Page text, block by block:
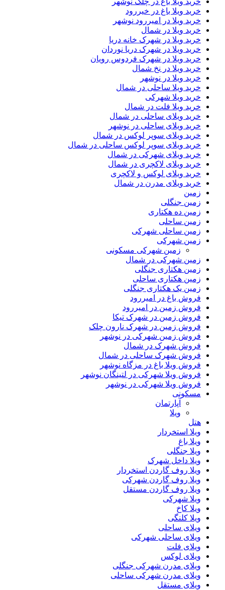
خرید ویلا باغ در خیررود
خرید ویلا در امیررود نوشهر
خرید ویلا در شمال
خرید ویلا در شهرک خانه دریا
خرید ویلا در شهرک دریا نوردان
خرید ویلا در شهرک فردوس رویان
خرید ویلا در نخ شمال
خرید ویلا در نوشهر
خرید ویلا ساحلی در شمال
خرید ویلا شهرکی
خرید ویلا فلت در شمال
خرید ویلای ساحلی در شمال
خرید ویلای ساحلی در نوشهر
خرید ویلای سوپر لوکس در شمال
خرید ویلای سوپر لوکس ساحلی در شمال
خرید ویلای شهرکی در شمال
خرید ویلای لاکچری در شمال
خرید ویلای لوکس و لاکچری
خرید ویلای مدرن در شمال
زمین
زمین جنگلی
زمین ده هکتاری
زمین ساحلی
زمین ساحلی شهرکی
زمین شهرکی
زمین شهرکی مسکونی
زمین شهرکی در شمال
زمین هکتاری جنگلی
زمین هکتاری ساحلی
زمین یک هکتاری جنگلی
فروش باغ در امیررود
فروش زمین در امیررود
فروش زمین در شهرک تیکا
فروش زمین در شهرک نارون چلک
فروش زمین شهرکی در نوشهر
فروش شهرک در شمال
فروش شهرک ساحلی در شمال
فروش ویلا باغ در مزگاه نوشهر
فروش ویلا شهرکی در لتینگان نوشهر
فروش ویلا شهرکی در نوشهر
مسکونی
آپارتمان
ویلا
هتل
ویلا استخردار
ویلا باغ
ویلا جنگلی
ویلا داخل شهرک
ویلا روف گاردن استخردار
ویلا روف گاردن شهرکی
ویلا روف گاردن مستقل
ویلا شهرکی
ویلا کاخ
ویلا کلنگی
ویلای ساحلی
ویلای ساحلی شهرکی
ویلای فلت
ویلای لوکس
ویلای مدرن شهرکی جنگلی
ویلای مدرن شهرکی ساحلی
ویلای مستقل